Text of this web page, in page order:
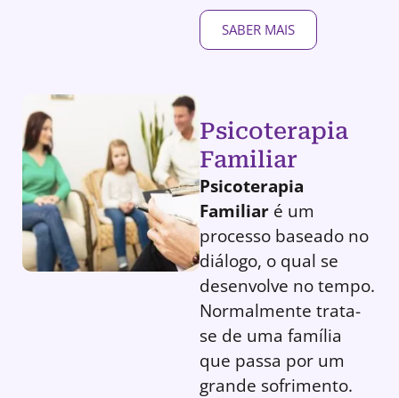
SABER MAIS
Psicoterapia
Familiar
Psicoterapia
Familiar é um
processo baseado no
diálogo, o qual se
desenvolve no tempo.
Normalmente trata-
se de uma família
que passa por um
grande sofrimento.